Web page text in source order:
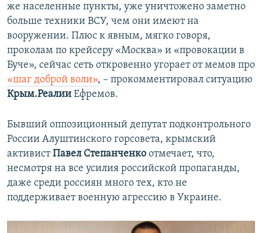
же населенные пункты, уже уничтожено заметно
больше техники ВСУ, чем они имеют на
вооружении. Плюс к явным, мягко говоря,
проколам по крейсеру «Москва» и «провокации в
Буче», сейчас сеть откровенно угорает от мемов про
«шаг доброй воли», – прокомментировал ситуацию
Крым.Реалии Ефремов.
Бывший оппозиционный депутат подконтрольного
России Алуштинского горсовета, крымский
активистПавел Степанченко отмечает, что,
несмотря на все усилия российской пропаганды,
даже среди россиян много тех, кто не
поддерживает военную агрессию в Украине.